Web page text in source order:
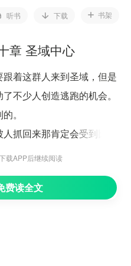
听书 下载 书架
章 圣域中心
着这群人来到圣域，但是
不少人创造逃跑的机会。
。
抓回来那肯定会受到比之
方向。
载APP后继续阅读
费读全文